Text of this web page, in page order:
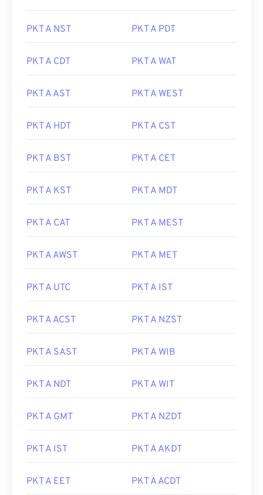
PKT A NST PKT A PDT
PKT A CDT PKT A WAT
PKT A AST PKT A WEST
PKT A HDT PKT A CST
PKT A BST PKT A CET
PKT A KST PKT A MDT
PKT A CAT PKT A MEST
PKT A AWST PKT A MET
PKT A UTC PKT A IST
PKT A ACST PKT A NZST
PKT A SAST PKT A WIB
PKT A NDT PKT A WIT
PKT A GMT PKT A NZDT
PKT A IST PKT A AKDT
PKT A EET PKT A ACDT